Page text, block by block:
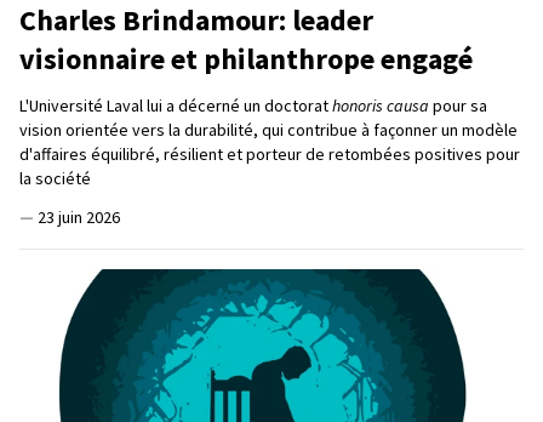
Charles Brindamour: leader
visionnaire et philanthrope engagé
L'Université Laval lui a décerné un doctorathonoris causa pour sa
vision orientée vers la durabilité, qui contribue à façonner un modèle
d'affaires équilibré, résilient et porteur de retombées positives pour
la société
— 23 juin 2026